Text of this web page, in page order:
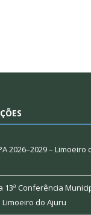
2026–2029 – Limoeiro
13ª Conferência
do Ajuru